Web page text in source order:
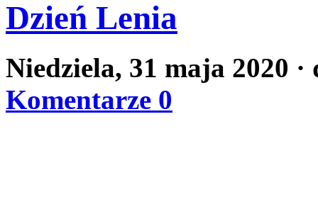
Dzień Lenia
Niedziela, 31 maja 2020
Komentarze 0